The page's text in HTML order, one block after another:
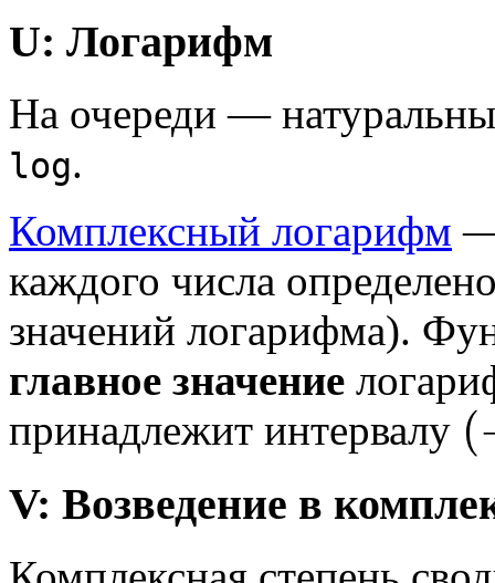
U: Логарифм
На очереди —
log.
Комплексный логарифм —
каждого числа
значений логарифма).
главное значение
принадлежит интервалу (
V: Возведение в